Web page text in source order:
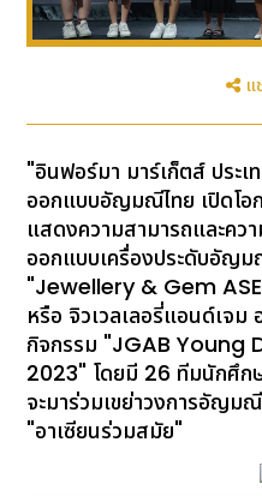
แ
"อินฟอร์มา มาร์เก็ตส์ ประเ
ออกแบบอัญมณีไทย เปิดโอ
แสดงความสามารถและคว
ออกแบบเครื่องประดับอัญม
"Jewellery & Gem
หรือ จิวเวลเลอรี่แอนด์เจ
กิจกรรม "JGAB Young
2023" โดยมี 26 ทีมนักศึก
จะมาร่วมเขย่าวงการอัญม
"อาเซียนร่วมสมัย"